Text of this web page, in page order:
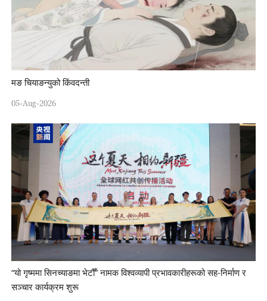
मङ चियाङन्युको किंवदन्ती
05-Aug-2026
“यो गृष्ममा सिनच्याङमा भेटौँ” नामक विश्वव्यापी प्रभावकारीहरूको सह-निर्माण र
सञ्चार कार्यक्रम शुरू